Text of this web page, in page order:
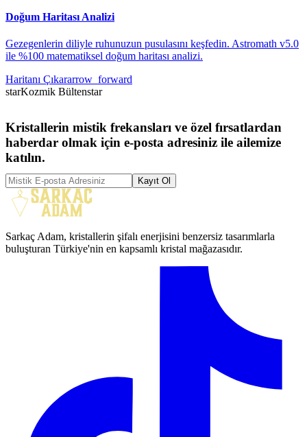
Doğum Haritası Analizi
Gezegenlerin diliyle ruhunuzun pusulasını keşfedin. Astromath v5.0
ile %100 matematiksel doğum haritası analizi.
Haritanı Çıkararrow_forward
starKozmik Bültenstar
Kristallerin mistik frekansları ve özel fırsatlardan
haberdar olmak için e-posta adresiniz ile ailemize
katılın.
Kayıt Ol
Sarkaç Adam, kristallerin şifalı enerjisini benzersiz tasarımlarla
buluşturan Türkiye'nin en kapsamlı kristal mağazasıdır.